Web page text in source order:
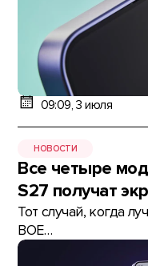
09:09, 3 июля
НОВОСТИ
Все четыре
S27 получат
Тот случай, когда
BOE…